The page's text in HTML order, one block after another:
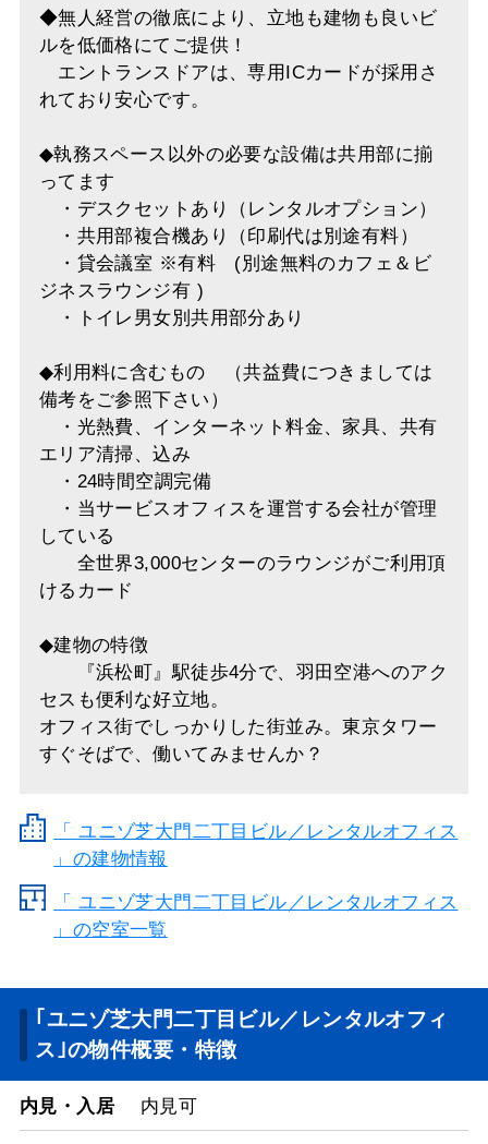
◆無人経営の徹底により、立地も建物も良いビ
ルを低価格にてご提供！
エントランスドアは、専用ICカードが採用さ
れており安心です。
◆執務スペース以外の必要な設備は共用部に揃
ってます
・デスクセットあり（レンタルオプション）
・共用部複合機あり（印刷代は別途有料）
・貸会議室 ※有料 (別途無料のカフェ＆ビ
ジネスラウンジ有 )
・トイレ男女別共用部分あり
◆利用料に含むもの （共益費につきましては
備考をご参照下さい）
・光熱費、インターネット料金、家具、共有
エリア清掃、込み
・24時間空調完備
・当サービスオフィスを運営する会社が管理
している
全世界3,000センターのラウンジがご利用頂
けるカード
◆建物の特徴
『浜松町』駅徒歩4分で、羽田空港へのアク
セスも便利な好立地。
オフィス街でしっかりした街並み。東京タワー
すぐそばで、働いてみませんか？
「ユニゾ芝大門二丁目ビル／レンタルオフィス
」の建物情報
「 ユニゾ芝大門二丁目ビル／レンタルオフィス
」の空室一覧
｢ユニゾ芝大門二丁目ビル／レンタルオフィ
ス｣の物件概要・特徴
内見・入居 内見可